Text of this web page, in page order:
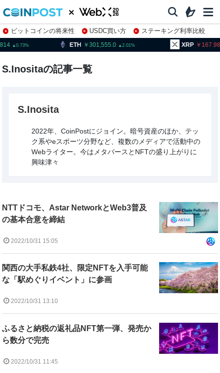
ビットコインの将来性 USDC買い方
ステーキング利率比較
株特集・関連銘柄
ETH 301,555.0 2.01 167.98 1.01
S.Inositaの記事一覧
S.Inosita
2022年、CoinPostにジョイン。暗号資産のほか、テッ
ク系やeスポーツ分野など、複数のメディアで活動中の
Webライター。今はメタバースとNFTの盛り上がりに
興味津々
NTTドコモ、Astar NetworkとWeb3普及
の基本合意を締結
2022/10/31 15:05
関西の大手私鉄4社、限定NFTを入手可能
な「駅めぐりイベント」に参画
2022/10/31 13:10
ふるさと納税の返礼品NFT第一弾、発売か
ら数分で完売
2022/10/31 11:45